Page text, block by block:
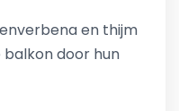
en thijm
balkon door hun